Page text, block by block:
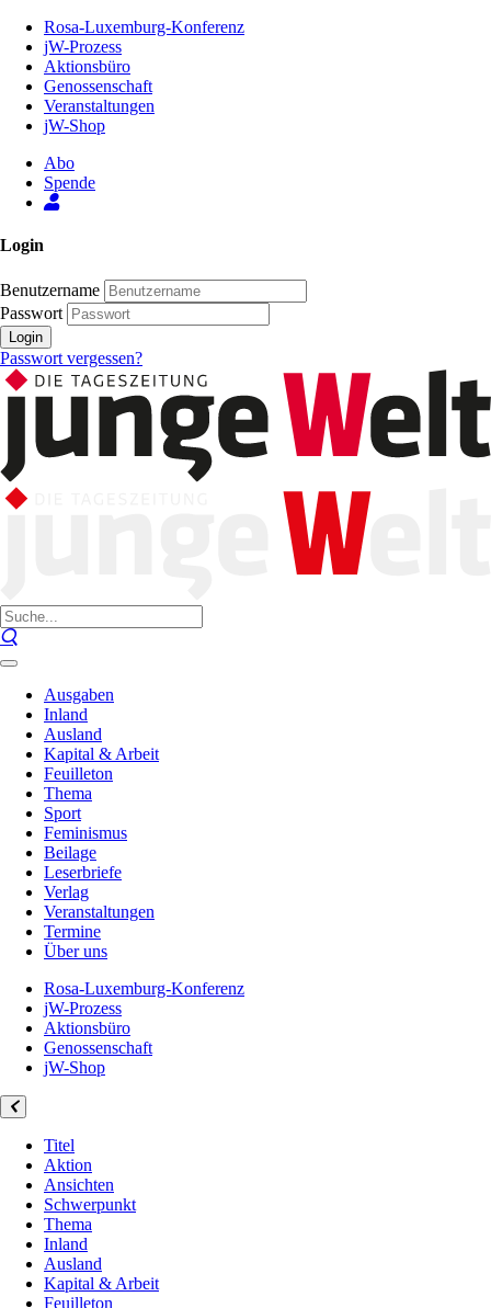
Inhalt
Seite
Rosa-Luxemburg-Konferenz
jW-Prozess
Aktionsbüro
Genossenschaft
Veranstaltungen
jW-Shop
Abo
Spende
Login
Benutzername
Passwort
Login
Passwort vergessen?
Ausgaben
Inland
Ausland
Kapital & Arbeit
Feuilleton
Thema
Sport
Feminismus
Beilage
Leserbriefe
Verlag
Veranstaltungen
Termine
Über uns
Rosa-Luxemburg-Konferenz
jW-Prozess
Aktionsbüro
Genossenschaft
jW-Shop
Titel
Aktion
Ansichten
Schwerpunkt
Thema
Inland
Ausland
Kapital & Arbeit
Feuilleton